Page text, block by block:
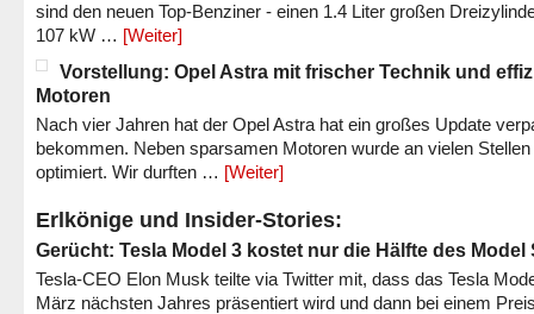
sind den neuen Top-Benziner - einen 1.4 Liter großen
107 kW … [Weiter]
Vorstellung: Opel Astra mit frischer Technik und
Motoren
Nach vier Jahren hat der Opel Astra hat ein großes Update
bekommen. Neben sparsamen Motoren wurde an vielen Stellen
optimiert. Wir durften … [Weiter]
Erlkönige und Insider-Stories:
Gerücht: Tesla Model 3 kostet nur die Hälfte des Model
Tesla-CEO Elon Musk teilte via Twitter mit, dass das Tesla
März nächsten Jahres präsentiert wird und dann bei einem